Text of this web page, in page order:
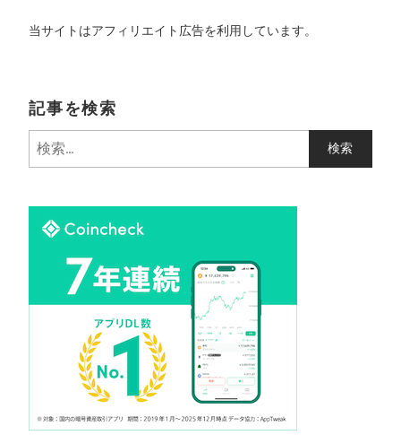
当サイトはアフィリエイト広告を利用しています。
記事を検索
検
索